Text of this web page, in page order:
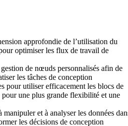
approfondie de l’utilisation du
optimiser les flux de travail de
de nœuds personnalisés afin de
les tâches de conception
pour utiliser efficacement les blocs de
une plus grande flexibilité et une
et à analyser les données
les décisions de conception